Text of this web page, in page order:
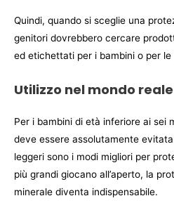
Quindi, quando si sceglie una
genitori dovrebbero cercare
ed etichettati per i bambini o per le
Utilizzo nel mondo
Per i bambini di età inferiore ai sei
deve essere assolutamente
leggeri sono i modi migliori per
più grandi giocano all’aperto, la
minerale diventa indispensabile.